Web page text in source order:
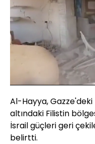
Aç
Al-Hayya,
altındaki Filistin
İsrail güçleri geri
belirtti.